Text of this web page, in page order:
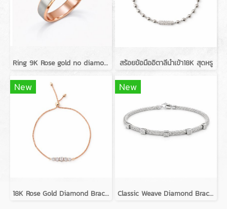
Ring 9K Rose gold no diamond สร้อยข้อมืออิตาลีนำเข้า18K สุดหรู
New
18K Rose Gold Diamond Bracelet
New
Classic Weave Diamond Bracelets